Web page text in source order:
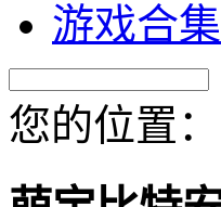
游戏合集
您的位置：